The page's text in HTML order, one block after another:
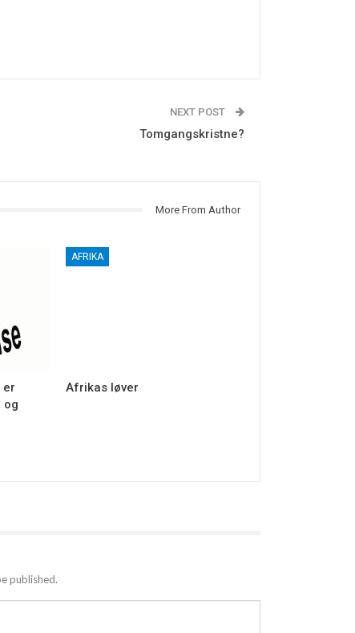
NEXT POST
Tomgangskristne?
More From Author
er
og
AFRIKA
Afrikas løver
published.